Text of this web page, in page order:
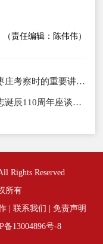
（责任编辑：陈伟伟）
广大干部群众坚定信心团结奋斗
谈会 习近平发表重要讲话
Rights Reserved
所有
| 联系我们
免责声明
备13004896号-8